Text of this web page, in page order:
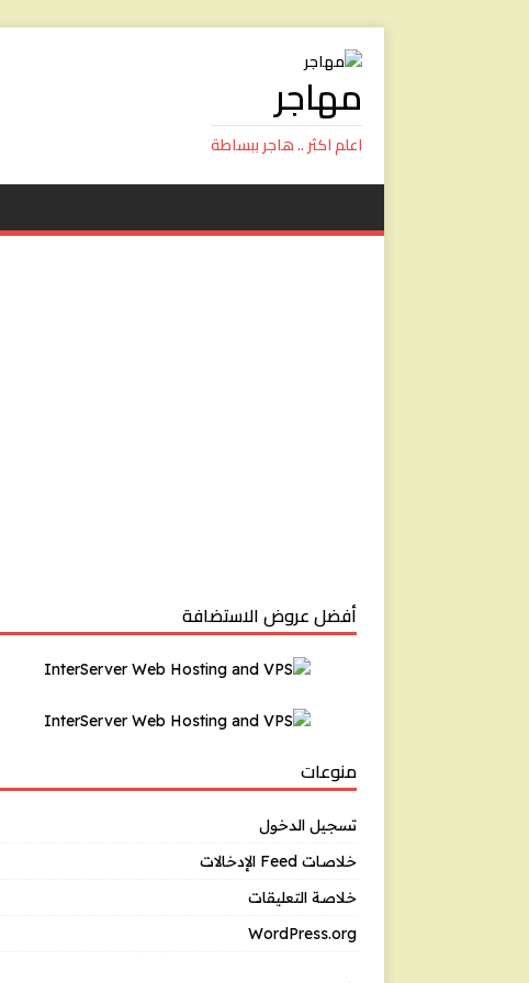
مهاجر
اعلم اكثر .. هاجر ببساطة
أفضل عروض الاستضافة
منوعات
تسجيل الدخول
خلاصات Feed الإدخالات
خلاصة التعليقات
WordPress.org